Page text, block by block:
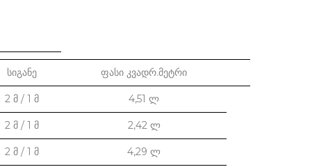
სიგანე ფასი კვადრ.მეტრი
2 მ / 1 მ 4,51 ლ
2 მ / 1 მ 2,42 ლ
2 მ / 1 მ 4,29 ლ